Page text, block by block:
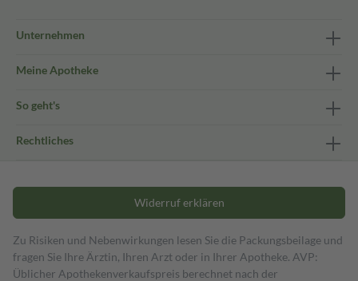
Unternehmen
Meine Apotheke
So geht's
Rechtliches
Widerruf erklären
Zu Risiken und Nebenwirkungen lesen Sie die Packungsbeilage und
fragen Sie Ihre Ärztin, Ihren Arzt oder in Ihrer Apotheke. AVP:
Üblicher Apothekenverkaufspreis berechnet nach der